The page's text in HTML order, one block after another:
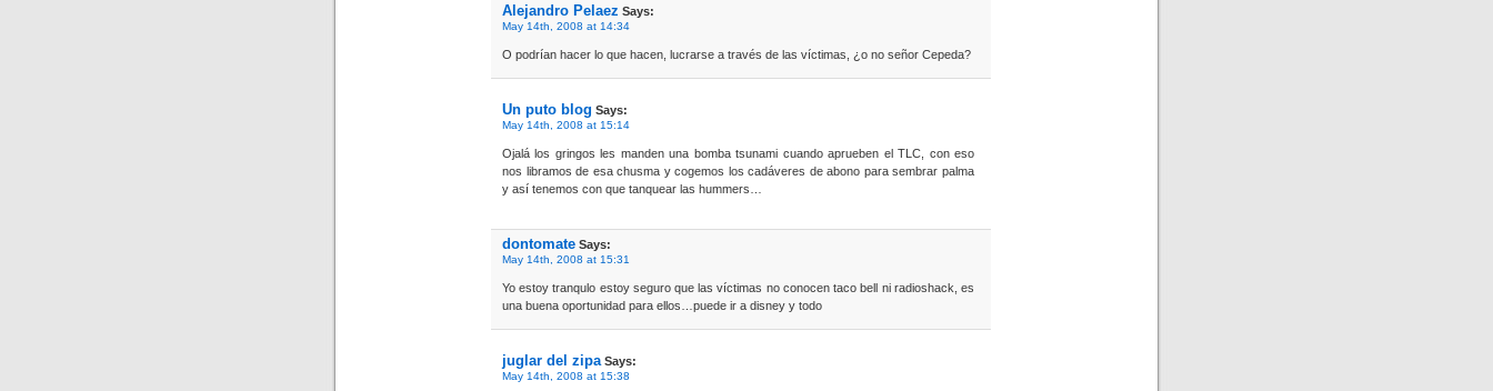
Alejandro Pelaez Says:
May 14th, 2008 at 14:34
O podrían hacer lo que hacen, lucrarse a través de las víctimas, ¿o no señor Cepeda?
Un puto blog Says:
May 14th, 2008 at 15:14
Ojalá los gringos les manden una bomba tsunami cuando aprueben el TLC, con eso
nos libramos de esa chusma y cogemos los cadáveres de abono para sembrar palma
y así tenemos con que tanquear las hummers…
dontomate Says:
May 14th, 2008 at 15:31
Yo estoy tranqulo estoy seguro que las víctimas no conocen taco bell ni radioshack, es
una buena oportunidad para ellos…puede ir a disney y todo
juglar del zipa Says:
May 14th, 2008 at 15:38